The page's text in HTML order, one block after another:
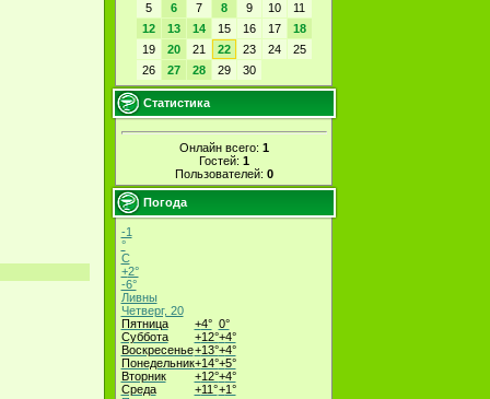
5
6 7 8 9 10
11
12
13 14 15 16 17
18
19
20 21 22 23 24
25
26
27 28 29 30
Статистика
Онлайн всего: 1
Гостей: 1
Пользователей: 0
Погода
-1
°
C
+2°
-6°
Ливны
Четверг, 20
Пятница
+4° 0°
Суббота
+12°+4°
Воскресенье+13°+4°
Понедельник+14°+5°
Вторник
+12°+4°
Среда
+11°+1°